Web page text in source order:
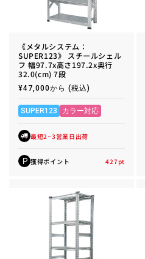
《メタルシステム：
SUPER123》 スチールシェル
フ 幅97.7x高さ197.2x奥行
32.0(cm) 7段
通
価
格
¥47,000から (税込)
SUPER123 カラー対応
最短2~3営業日出荷
P 獲得ポイント 427pt